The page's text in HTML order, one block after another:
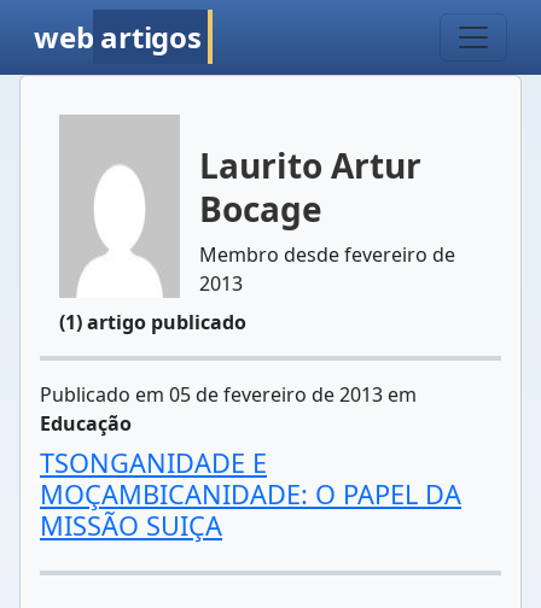
web artigos
Laurito Artur
Bocage
Membro desde fevereiro de
2013
(1) artigo publicado
Publicado em 05 de fevereiro de 2013 em
Educação
TSONGANIDADE E
MOÇAMBICANIDADE: O PAPEL DA
MISSÃO SUIÇA